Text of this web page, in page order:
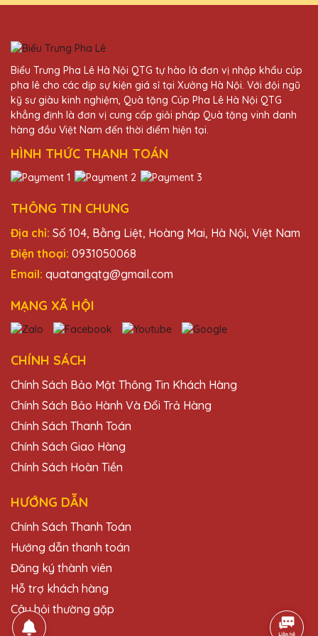
25/11/2025
Dịch vụ thiết kế theo yêu cầu của Quà Tặng
Pha Lê QTG thật tuyệt vời. Kỷ niệm chương
nhận được rất đúng ý và tinh tế.
Ngô Thị Mai
25/11/2025
Kỷ niệm chương pha lê từ Quà Tặng Pha Lê
QTG luôn làm tôi hài lòng. Sản phẩm chất
Hồ Văn Hưng
25/11/2025
Chất lượng pha lê tại Quà Tặng Pha Lê
hài lòng với sản phẩm.
25/11/2025
tượng với thiết kế và chất lượng. Cảm ơn
Đỗ Thị Ánh
Sản phẩm của Quà Tặng Pha Lê QTG
không chỉ đẹp mà còn mang lại giá trị tinh
Biểu Trưng Pha Lê Hà Nội QTG tự hào là đơn vị nhập khẩu cúp
pha lê cho các dịp sự kiện giá sỉ tại Xưởng Hà Nội. Với đội ngũ
kỹ sư giàu kinh nghiệm, Quà tặng Cúp Pha Lê Hà Nội QTG
khẳng định là đơn vị cung cấp giải pháp Quà tặng vinh danh
hàng đầu Việt Nam đến thời điểm hiện tại.
HÌNH THỨC THANH TOÁN
THÔNG TIN CHUNG
Địa chỉ: Số 104, Bằng Liệt, Hoàng Mai, Hà Nội, Việt Nam
Điện thoại: 0931050068
Email: quatangqtg@gmail.com
MẠNG XÃ HỘI
CHÍNH SÁCH
Chính Sách Bảo Mật Thông Tin Khách Hàng
Chính Sách Bảo Hành Và Đổi Trả Hàng
Chính Sách Thanh Toán
Chính Sách Giao Hàng
Chính Sách Hoàn Tiền
HƯỚNG DẪN
Chính Sách Thanh Toán
Hướng dẫn thanh toán
Đăng ký thành viên
Hỗ trợ khách hàng
Câu hỏi thường gặp